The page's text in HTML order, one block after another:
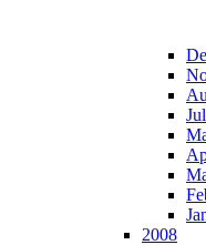
2008